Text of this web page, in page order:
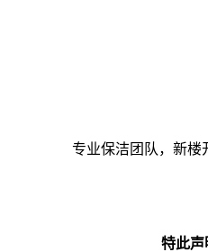
专业保洁团队，新楼
特此声